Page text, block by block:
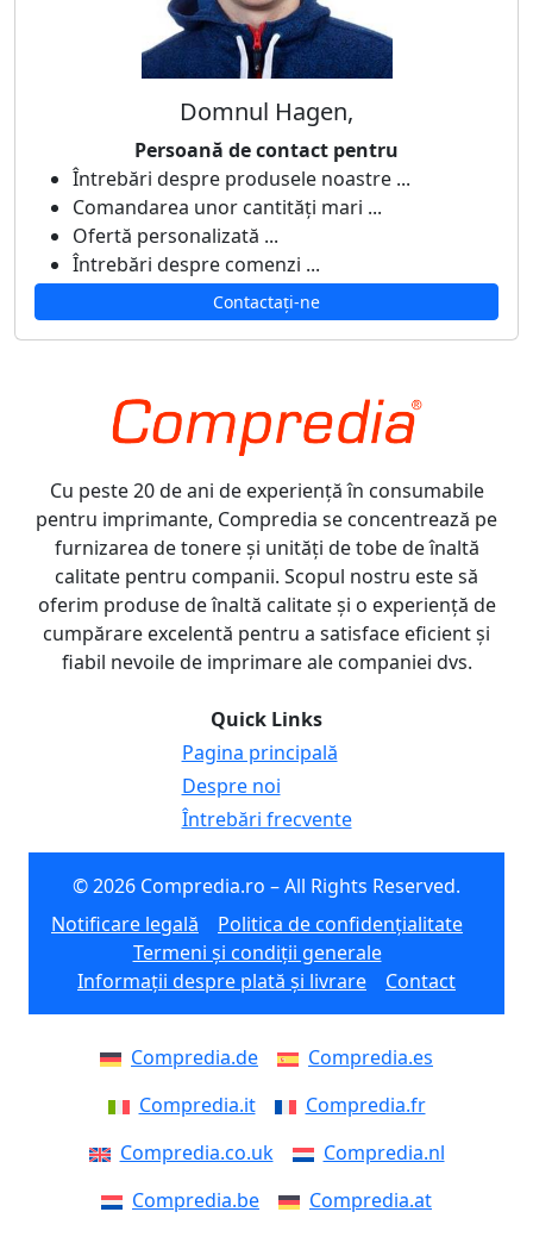
Domnul Hagen,
Persoană de contact pentru
Întrebări despre produsele noastre ...
Comandarea unor cantități mari ...
Ofertă personalizată ...
Întrebări despre comenzi ...
Contactați-ne
Cu peste 20 de ani de experiență în consumabile
pentru imprimante, Compredia se concentrează pe
furnizarea de tonere și unități de tobe de înaltă
calitate pentru companii. Scopul nostru este să
oferim produse de înaltă calitate și o experiență de
cumpărare excelentă pentru a satisface eficient și
fiabil nevoile de imprimare ale companiei dvs.
Quick Links
Pagina principală
Despre noi
Întrebări frecvente
© 2026 Compredia.ro – All Rights Reserved.
Notificare legală
Politica de confidențialitate
Termeni și condiții generale
Informații despre plată și livrare
Contact
Compredia.de
Compredia.es
Compredia.it
Compredia.fr
Compredia.co.uk
Compredia.nl
Compredia.be
Compredia.at